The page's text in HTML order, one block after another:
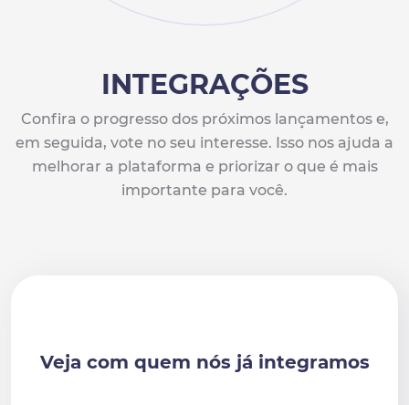
INTEGRAÇÕES
Confira o progresso dos próximos lançamentos e,
em seguida, vote no seu interesse. Isso nos ajuda a
melhorar a plataforma e priorizar o que é mais
importante para você.
Veja com quem nós já integramos